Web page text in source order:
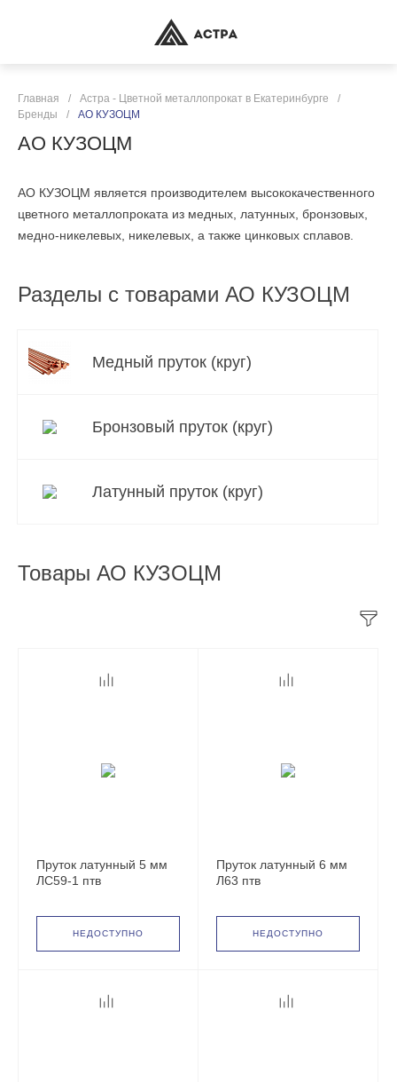
Главная / Астра - Цветной металлопрокат в Екатеринбурге
/
Бренды
/ АО КУЗОЦМ
АО КУЗОЦМ
АО КУЗОЦМ является производителем высококачественного
цветного металлопроката из медных, латунных, бронзовых,
медно-никелевых, никелевых, а также цинковых сплавов.
Разделы с товарами АО КУЗОЦМ
Медный пруток (круг)
Бронзовый пруток (круг)
Латунный пруток (круг)
Товары АО КУЗОЦМ
Пруток латунный 5 мм
ЛС59-1 птв
НЕДОСТУПНО
Пруток латунный 6 мм
Л63 птв
НЕДОСТУПНО